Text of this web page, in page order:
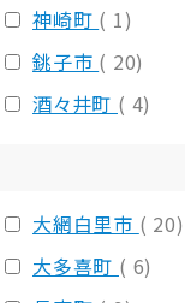
神崎町 ( 1)
銚子市 ( 20)
酒々井町 ( 4)
大網白里市 ( 20)
大多喜町 ( 6)